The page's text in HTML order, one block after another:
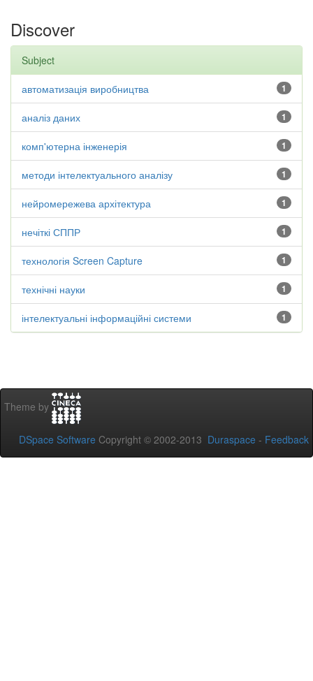
Discover
Subject
1
автоматизація виробництва
1
аналіз даних
1
комп'ютерна інженерія
1
методи інтелектуального аналізу
1
нейромережева архітектура
1
нечіткі СППР
1
технологія Screen Capture
1
технічні науки
1
інтелектуальні інформаційні системи
Theme by
DSpace Software Copyright © 2002-2013 Duraspace - Feedback